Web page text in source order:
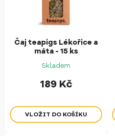
Čaj teapigs Lékořice a
máta - 15 ks
Skladem
189 Kč